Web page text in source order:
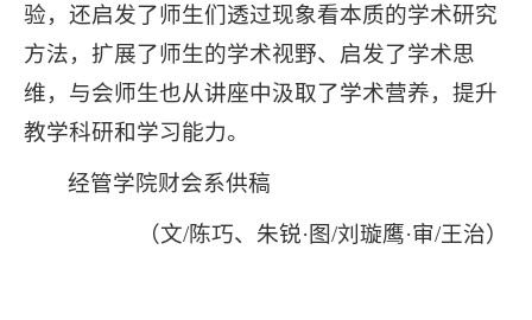
验，还启发了师生们透过现象看本质的学术研究
方法，扩展了师生的学术视野、启发了学术思
维，与会师生也从讲座中汲取了学术营养，提升
教学科研和学习能力。
经管学院财会系供稿
（文/陈巧、朱锐·图/刘璇鹰·审/王治）